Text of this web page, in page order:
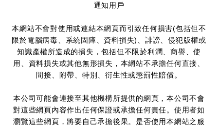
通知用戶
本網站不會對使用或連結本網頁而引致任何損害(包括但不
限於電腦病毒、系統固障、資料損失)、誹謗、侵犯版權或
知識產權所造成的損失，包括但不限於利潤、商譽、使
用、資料損失或其他無形損失，本網站不承擔任何直接、
間接、附帶、特別、衍生性或懲罰性賠償。
本公司可能會連接至其他機構所提供的網頁，本公司不會
對這些網頁內容作出任何保證或承擔任何責任。使用者如
瀏覽這些網頁，將要自己承擔後果。是否使用本網站之服